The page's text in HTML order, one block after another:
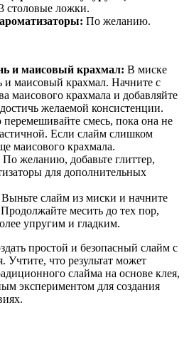
столовые ложки.
По желанию.
и маисовый крахмал: В миске
и маисовый крахмал. Начните с
маисового крахмала и добавляйте
желаемой консистенции.
перемешивайте смесь, пока она не
Если слайм слишком
маисового крахмала.
По желанию, добавьте глиттер,
для дополнительных
Выньте слайм из миски и начните
месить до тех пор,
упругим и гладким.
простой и безопасный слайм с
что результат может
слайма на основе клея,
экспериментом для создания